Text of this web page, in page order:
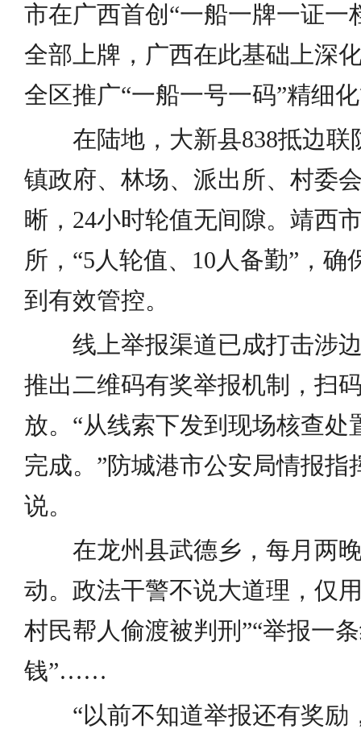
市在广西首创“一船一牌一证一
全部上牌，广西在此基础上深
全区推广“一船一号一码”精细
在陆地，大新县838抵边
镇政府、林场、派出所、村委
晰，24小时轮值无间隙。靖西
所，“5人轮值、10人备勤”，
到有效管控。
线上举报渠道已成打击涉
推出二维码有奖举报机制，扫
放。“从线索下发到现场核查处
完成。”防城港市公安局情报指
说。
在龙州县武德乡，每月两
动。政法干警不说大道理，仅
村民帮人偷渡被判刑”“举报一
钱”……
“以前不知道举报还有奖励